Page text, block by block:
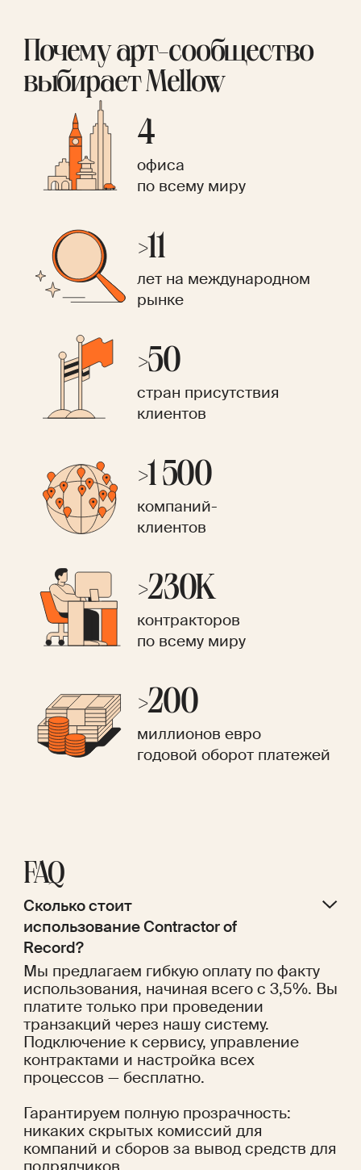
Почему арт-сообщество
выбирает Mellow
4
офиса
по всему миру
>11
лет на международном
рынке
>50
стран присутствия
клиентов
>1 500
компаний-
клиентов
>230K
контракторов
по всему миру
>200
миллионов евро
годовой оборот платежей
FAQ
Сколько стоит
использование Contractor of
Record?
Мы предлагаем гибкую оплату по факту
использования, начиная всего с 3,5%. Вы
платите только при проведении
транзакций через нашу систему.
Подключение к сервису, управление
контрактами и настройка всех
процессов — бесплатно.
Гарантируем полную прозрачность:
никаких скрытых комиссий для
компаний и сборов за вывод средств для